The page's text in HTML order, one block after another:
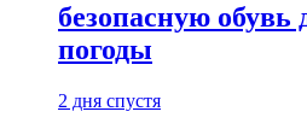
безопасную обувь
погоды
2 дня спустя